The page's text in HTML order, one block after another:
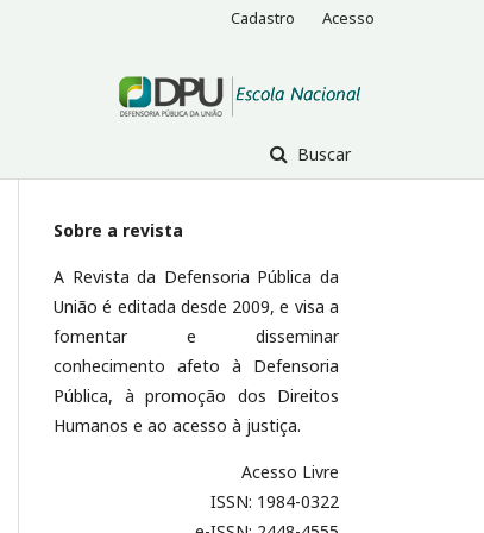
Buscar
Cadastro Acesso
Sobre a revista
A Revista da Defensoria Pública da
União é editada desde 2009, e visa a
fomentar e disseminar
conhecimento afeto à Defensoria
Pública, à promoção dos Direitos
Humanos e ao acesso à justiça.
Acesso Livre
ISSN: 1984-0322